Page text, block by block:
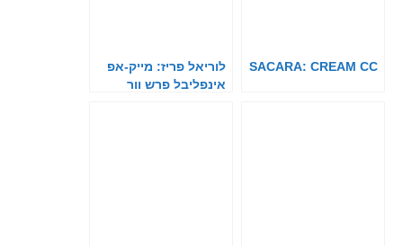
SACARA: CREAM CC
לוריאל פריז: מייק-אפ
אינפליבל פרש וור